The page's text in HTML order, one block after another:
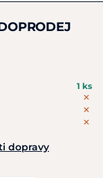
1 ks
dopravy